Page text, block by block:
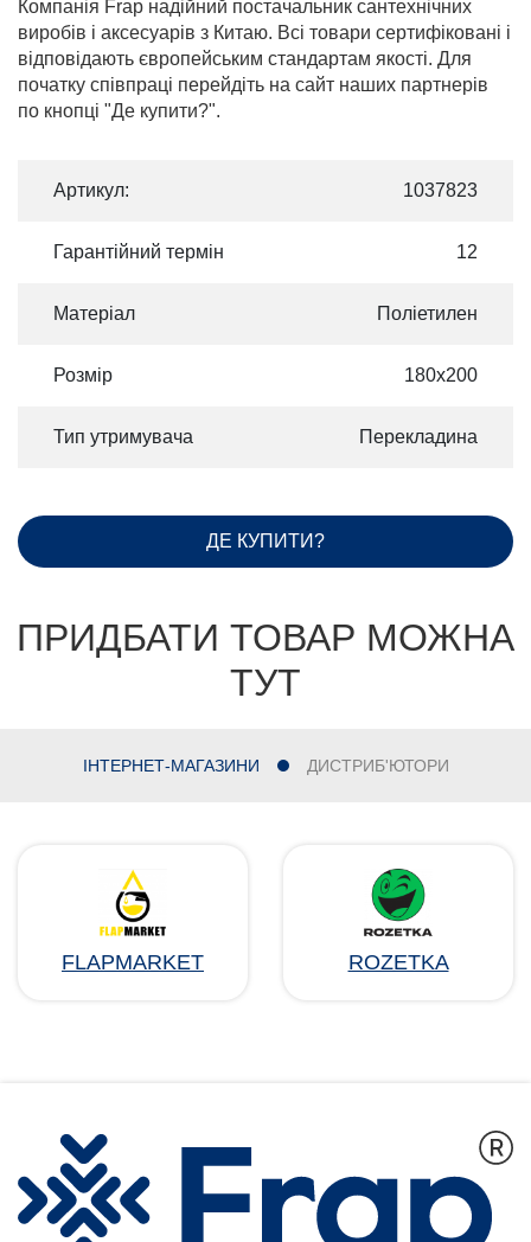
Компанія Frap надійний постачальник сантехнічних
виробів і аксесуарів з Китаю. Всі товари сертифіковані і
відповідають європейським стандартам якості. Для
початку співпраці перейдіть на сайт наших партнерів
по кнопці "Де купити?".
Артикул: 1037823
Гарантійний термін 12
Матеріал Поліетилен
Розмір 180х200
Тип утримувача Перекладина
ДЕ КУПИТИ?
ПРИДБАТИ ТОВАР МОЖНА
ТУТ
ІНТЕРНЕТ-МАГАЗИНИ ДИСТРИБ'ЮТОРИ
FLAPMARKET ROZETKA